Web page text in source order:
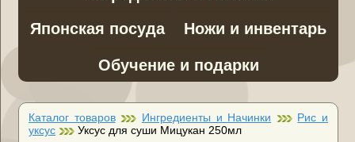
Японская посуда
Ножи и инвентарь
Обучение и подарки
Каталог товаров Ингредиенты и Начинки
Рис и
уксус
Уксус для суши Мицукан 250мл